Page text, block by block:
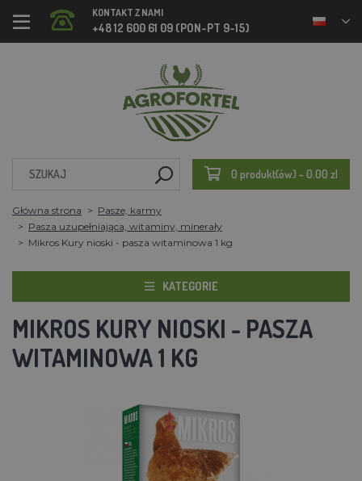
KONTAKT Z NAMI
+48 12 600 61 09 (PON-PT 9-15)
0 produkt(ów) - 0.00 zl
Główna strona
Pasze, karmy
Pasza uzupełniająca, witaminy, minerały
Mikros Kury nioski - pasza witaminowa 1 kg
KATEGORIE
MIKROS KURY NIOSKI - PASZA
WITAMINOWA 1 KG